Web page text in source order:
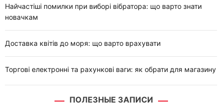
Найчастіші помилки при виборі вібратора: що варто знати
новачкам
Доставка квітів до моря: що варто врахувати
Торгові електронні та рахункові ваги: як обрати для магазину
ПОЛЕЗНЫЕ ЗАПИСИ